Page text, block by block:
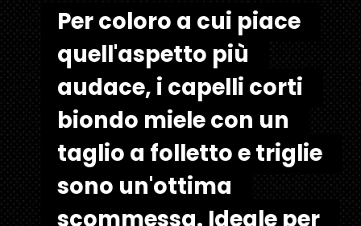
Per coloro a cui piace
quell'aspetto più
audace, i capelli corti
biondo miele con un
taglio a folletto e triglie
sono un'ottima
scommessa. Ideale per
Per coloro a cui piace
quell'aspetto più
audace, i capelli corti
biondo miele con un
taglio a folletto e triglie
sono un'ottima
scommessa. Ideale per